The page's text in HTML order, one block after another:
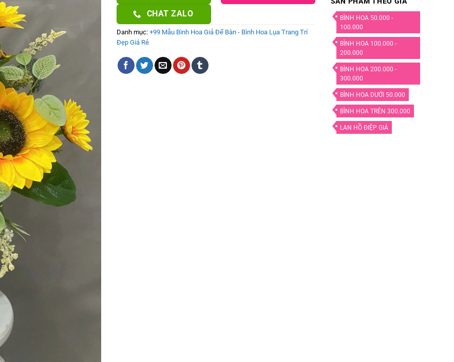
CHAT ZALO
Danh mục: +99 Mẫu Bình Hoa Giả Để Bàn - Bình Hoa Lụa Trang Trí
Đẹp Giá Rẻ
BÌNH HOA 50.000 -
100.000
BÌNH HOA 100.000 -
200.000
BÌNH HOA 200.000 -
300.000
BÌNH HOA DƯỚI 50.000
BÌNH HOA TRÊN 300.000
LAN HỒ ĐIỆP GIẢ